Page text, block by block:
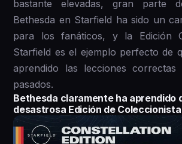
bastante elevadas, gran parte
Bethesda en Starfield ha sido un
para los fanáticos, y la Edición
Starfield es el ejemplo perfecto de
aprendido las lecciones
pasados.
Bethesda claramente ha aprendido
desastrosa Edición de